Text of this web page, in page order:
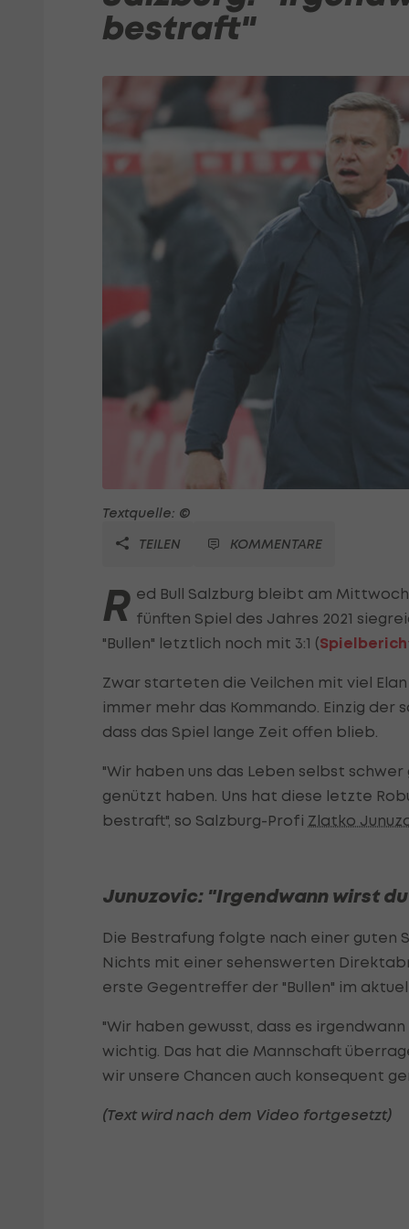
bestraft"
Textquelle: ©
TEILEN
KOMMENTARE
R ed Bull Salzburg bleibt am
fünften Spiel des Jahres 2021
"Bullen" letztlich noch mit 3:1 (
Zwar starteten die Veilchen mit viel
immer mehr das Kommando. Einzig der
dass das Spiel lange Zeit offen blieb.
"Wir haben uns das Leben selbst
genützt haben. Uns hat diese letzte
bestraft", so Salzburg-Profi Zlatko
Junuzovic: "Irgendwann wirst
Die Bestrafung folgte nach einer guten
Nichts mit einer sehenswerten
erste Gegentreffer der "Bullen" im
"Wir haben gewusst, dass es
wichtig. Das hat die Mannschaft
wir unsere Chancen auch konsequent
(Text wird nach dem Video fortgesetzt)